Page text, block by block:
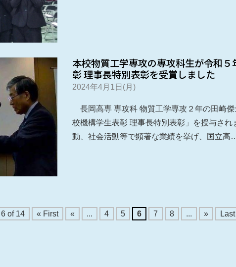
本校物質工学専攻の専攻科生が令和
彰 理事長特別表彰を受賞しました
2024年4月1日(月)
長岡高専 専攻科 物質工学専攻２年の田崎
校機構学生表彰 理事長特別表彰」を授与さ
動、社会活動等で顕著な業績を挙げ、国立高
of 14 « First « ... 4 5 6 7 8 ... »